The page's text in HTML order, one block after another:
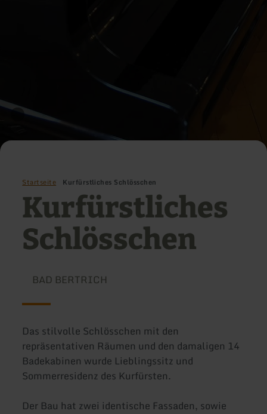
Startseite Kurfürstliches Schlösschen
Kurfürstliches
Schlösschen
BAD BERTRICH
Das stilvolle Schlösschen mit den
repräsentativen Räumen und den damaligen 14
Badekabinen wurde Lieblingssitz und
Sommerresidenz des Kurfürsten.
Der Bau hat zwei identische Fassaden, sowie